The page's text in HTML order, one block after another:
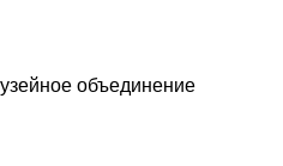
объединение